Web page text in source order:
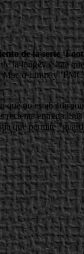
de la serie
la longeva saga
o Linux y ‘FMC
no estaba
reciente entrega.
que permite